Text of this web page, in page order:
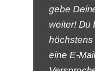
gebe
weiter! Du
höchstens
eine E-